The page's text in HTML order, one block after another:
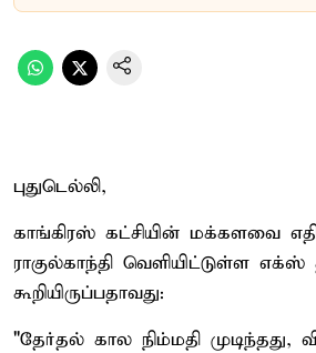
புதுடெல்லி,
காங்கிரஸ் கட்சியின் மக்களவை
ராகுல்காந்தி வெளியிட்டுள்ள எக்ஸ்
கூறியிருப்பதாவது:
"தேர்தல் கால நிம்மதி முடிந்தது,